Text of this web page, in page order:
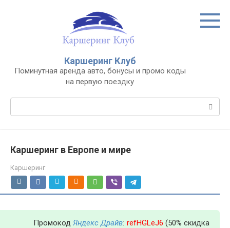
Каршеринг Клуб
Поминутная аренда авто, бонусы и промо коды
на первую поездку
Поиск:
Каршеринг в Европе и мире
Каршеринг
Промокод Яндекс Драйв: refHGLeJ6 (50% скидка